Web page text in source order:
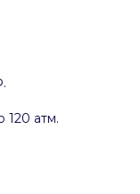
120 атм.